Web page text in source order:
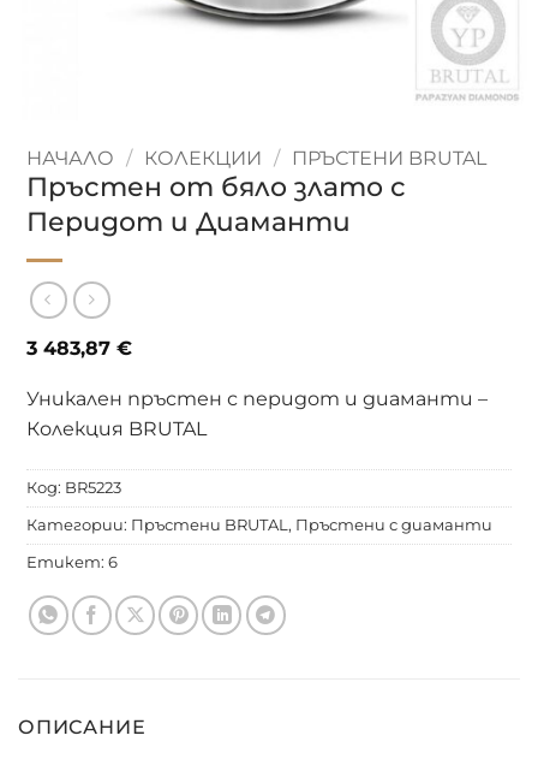
НАЧАЛО / КОЛЕКЦИИ / ПРЪСТЕНИ BRUTAL
Пръстен от бяло злато с
Перидот и Диаманти
3 483,87€
Уникален пръстен с перидот и диаманти –
Колекция BRUTAL
Код: BR5223
Категории: Пръстени BRUTAL , Пръстени с диаманти
Етикет:6
ОПИСАНИЕ